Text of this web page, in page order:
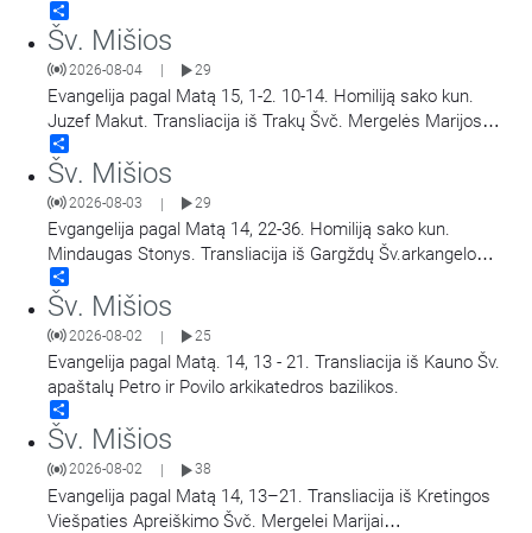
Šiluvos Švč. Mergelės Marijos Gimimo bazilikos.
Šv. Mišios
2026-08-04 29
Evangelija pagal Matą 15, 1-2. 10-14. Homiliją sako kun.
Juzef Makut. Transliacija iš Trakų Švč. Mergelės Marijos
Apsilankymo bazilikos.
Šv. Mišios
2026-08-03 | 29
Evgangelija pagal Matą 14, 22-36. Homiliją sako kun.
Mindaugas Stonys. Transliacija iš Gargždų Šv.arkangelo
Mykolo bažnyčios.
Šv. Mišios
2026-08-02 | 25
Evangelija pagal Matą. 14, 13 - 21. Transliacija iš Kauno Šv.
apaštalų Petro ir Povilo arkikatedros bazilikos.
Šv. Mišios
2026-08-02 38
Evangelija pagal Matą 14, 13–21. Transliacija iš Kretingos
Viešpaties Apreiškimo Švč. Mergelei Marijai